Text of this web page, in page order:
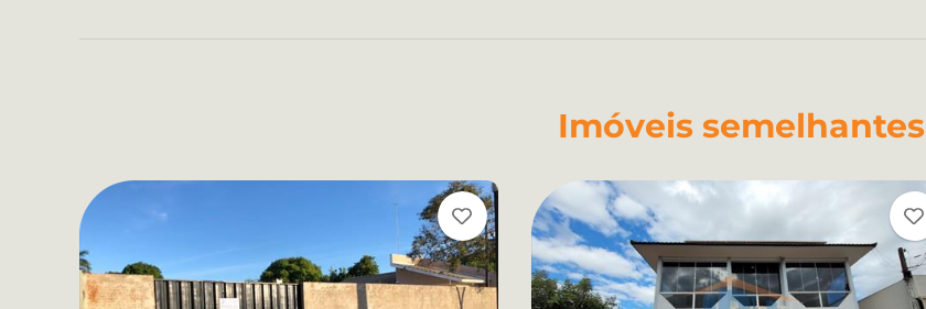
Imóveis semelhantes